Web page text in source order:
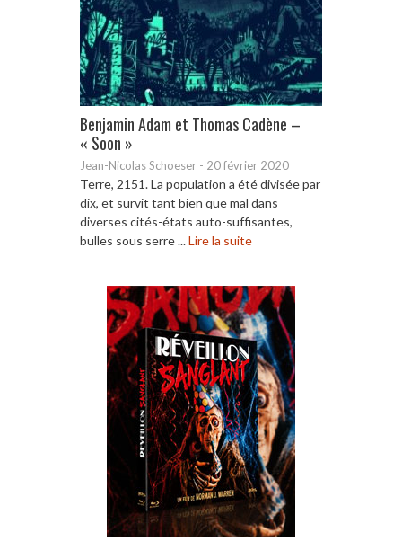
Benjamin Adam et Thomas Cadène –
« Soon »
Jean-Nicolas Schoeser - 20 février 2020
Terre, 2151. La population a été divisée par
dix, et survit tant bien que mal dans
diverses cités-états auto-suffisantes,
bulles sous serre ...Lire la suite